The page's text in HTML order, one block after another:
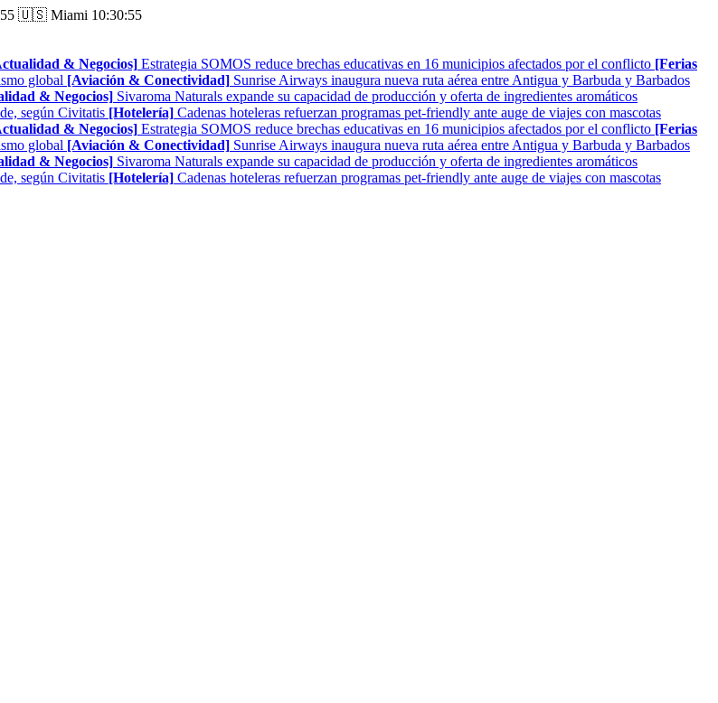
🇺🇸 Miami 10:30:56
& Negocios] Estrategia SOMOS reduce brechas educativas en 16 municipios afectados por el conflicto [Ferias
global [Aviación & Conectividad] Sunrise Airways inaugura nueva ruta aérea entre Antigua y Barbuda y Barbados
& Negocios] Sivaroma Naturals expande su capacidad de producción y oferta de ingredientes aromáticos
según Civitatis [Hotelería] Cadenas hoteleras refuerzan programas pet-friendly ante auge de viajes con mascotas
& Negocios] Estrategia SOMOS reduce brechas educativas en 16 municipios afectados por el conflicto [Ferias
global [Aviación & Conectividad] Sunrise Airways inaugura nueva ruta aérea entre Antigua y Barbuda y Barbados
& Negocios] Sivaroma Naturals expande su capacidad de producción y oferta de ingredientes aromáticos
según Civitatis [Hotelería] Cadenas hoteleras refuerzan programas pet-friendly ante auge de viajes con mascotas